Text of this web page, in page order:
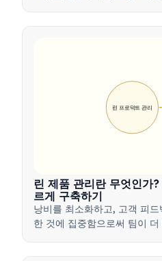
린 프로덕트 관리
린 제품 관리란 무엇인가
르게 구축하기
낭비를 최소화하고, 고객 피
한 것에 집중함으로써 팀이